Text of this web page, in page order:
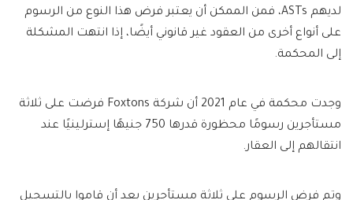
لديهم ASTs، فمن الممكن أن يعتبر فرض هذا النوع من الرسوم
على أنواع أخرى من العقود غير قانوني أيضًا، إذا انتهت المشكلة
إلى المحكمة.
وجدت محكمة في عام 2021 أن شركة Foxtons فرضت على ثلاثة
مستأجرين رسومًا محظورة قدرها 750 جنيهًا إسترلينيًا عند
انتقالهم إلى العقار.
وتم فرض الرسوم على ثلاثة مستأجرين بعد أن قاموا بالتسجيل